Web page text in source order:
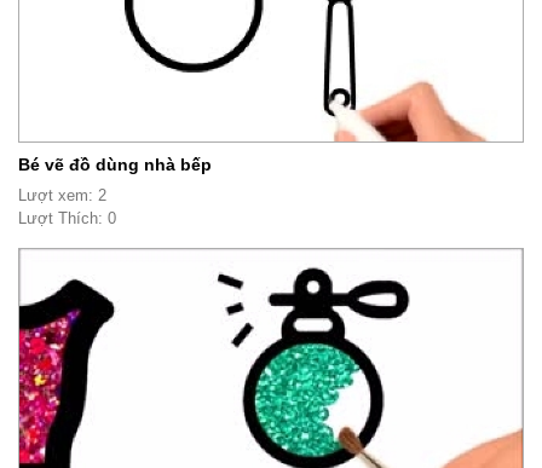
Bé vẽ đồ dùng nhà bếp
Lượt xem: 2
Lượt Thích: 0